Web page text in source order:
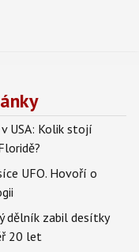
USA: Kolik stojí
UFO. Hovoří o
dělník zabil desítky
20 let